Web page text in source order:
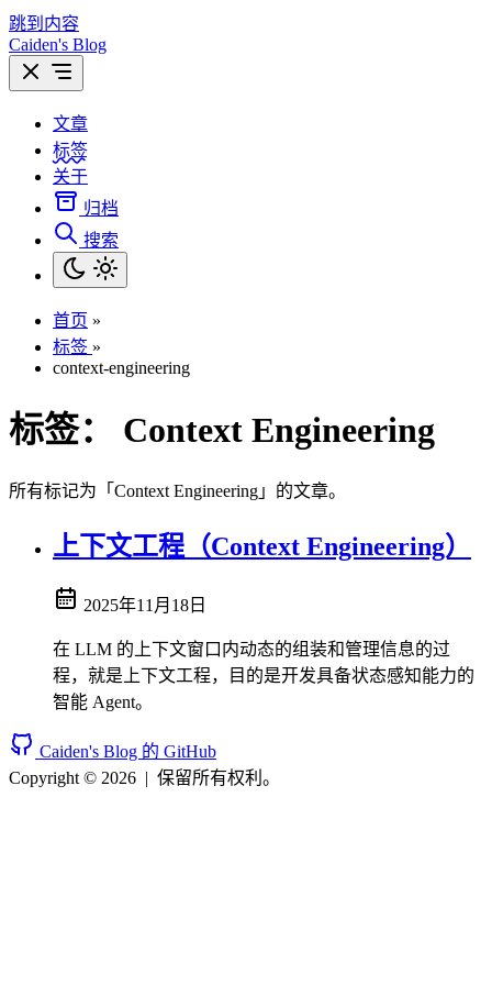
跳到内容
Caiden's Blog
文章
标签
关于
归档
搜索
首页 »
标签 »
context-engineering
标签： Context Engineering
所有标记为「Context Engineering」的文章。
上下文工程（Context Engineering）
2025年11月18日
在 LLM 的上下文窗口内动态的组装和管理信息的过
程，就是上下文工程，目的是开发具备状态感知能力的
智能 Agent。
Caiden's Blog 的 GitHub
Copyright © 2026 | 保留所有权利。